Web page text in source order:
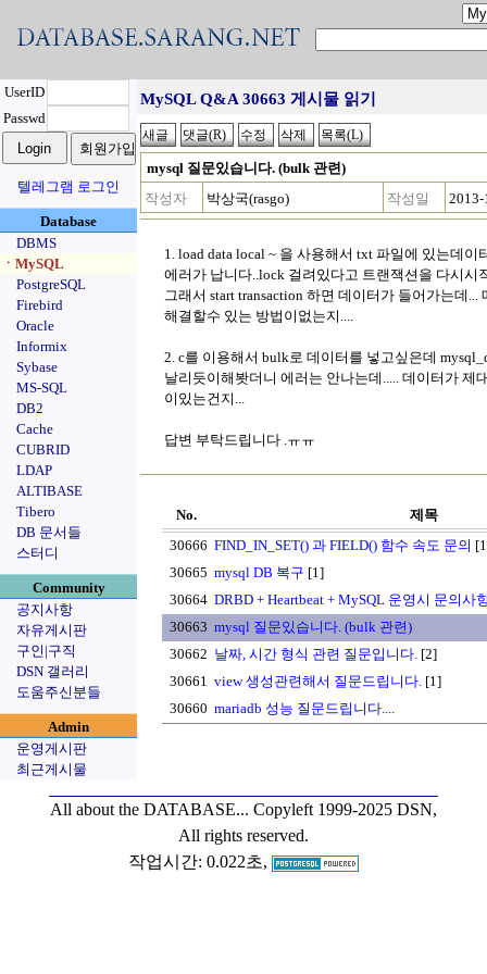
UserID
Passwd
텔레그램 로그인
Database
DBMS
ㆍMySQL
PostgreSQL
Firebird
Oracle
Informix
Sybase
MS-SQL
DB2
Cache
CUBRID
LDAP
ALTIBASE
Tibero
DB 문서들
스터디
Community
공지사항
자유게시판
구인|구직
DSN 갤러리
도움주신분들
Admin
운영게시판
최근게시물
MySQL Q&A 30663 게시물 읽기
mysql 질문있습니다. (bulk 관련)
작성자
박상국(rasgo) 작성일 2013-
1. load data local ~ 을 사용해서 txt 파일에 있는데
에러가 납니다..lock 걸려있다고 트랜잭션을 다시시
그래서 start transaction 하면 데이터가 들어가는데...
해결할수 있는 방법이없는지....
2. c를 이용해서 bulk로 데이터를 넣고싶은데
날리듯이해봣더니 에러는 안나는데..... 데이터가 제
이있는건지...
답변 부탁드립니다 .ㅠㅠ
No.
제목
30666 FIND_IN_SET() 과 FIELD() 함수 속도 문의
30665 mysql DB 복구 [1]
30664 DRBD + Heartbeat + MySQL 운영시 문의사
30663 mysql 질문있습니다. (bulk 관련)
30662 날짜, 시간 형식 관련 질문입니다. [2]
30661 view 생성관련해서 질문드립니다. [1]
30660 mariadb 성능 질문드립니다....
All about the DATABASE... Copyleft 1999-2025 DSN,
All rights reserved.
작업시간: 0.022초,